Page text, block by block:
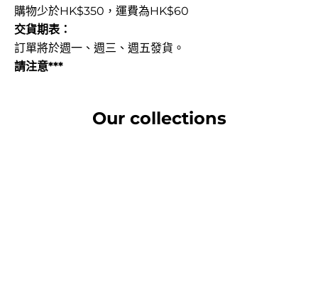
購物少於HK$350，運費為HK$60
交貨期表：
訂單將於週一、週三、週五發貨。
請注意***
Our collections
La Marzocco